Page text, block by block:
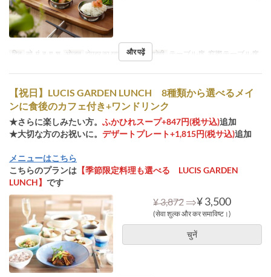
दिन सो, मं, बु, गु, शु भोजन दोपहर का खाना सीट की श्रेणी テーブル席, 窓際テーブル席
और पढ़ें
【祝日】LUCIS GARDEN LUNCH 8種類から選べるメイ
ンに食後のカフェ付き+ワンドリンク
★さらに楽しみたい方。 ふかひれスープ+847円(税サ込)追加
★大切な方のお祝いに。 デザートプレート+1,815円(税サ込)追加
メニューはこちら
こちらのプランは 【季節限定料理も選べる LUCIS GARDEN
LUNCH】 です
¥ 3,872 ⇒¥ 3,500
(सेवा शुल्क और कर समाविष्ट।)
चुनें